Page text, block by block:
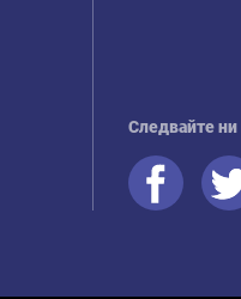
Следвайте